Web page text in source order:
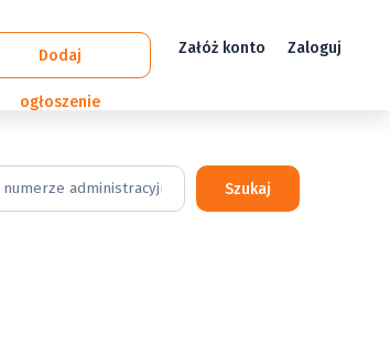
Dodaj
ogłoszenie
Załóż konto Zaloguj
Szukaj